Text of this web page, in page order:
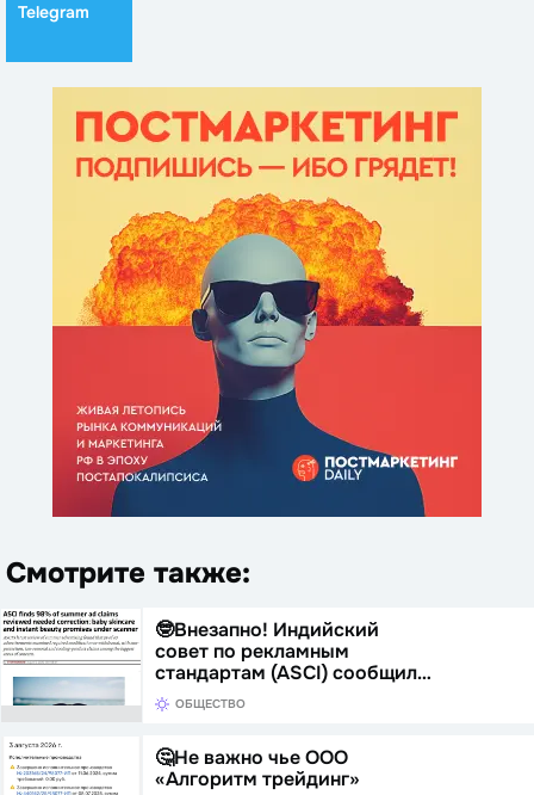
Telegram
Смотрите также:
🤓Внезапно! Индийский
совет по рекламным
стандартам (ASCI) сообщил…
ОБЩЕСТВО
🤔Не важно чье ООО
«Алгоритм трейдинг»